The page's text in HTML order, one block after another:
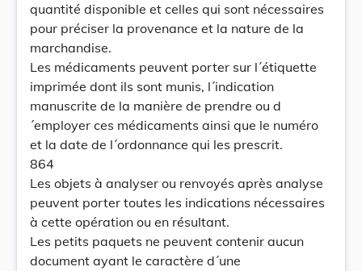
quantité disponible et celles qui sont nécessaires
pour préciser la provenance et la nature de la
marchandise.
Les médicaments peuvent porter sur l´étiquette
imprimée dont ils sont munis, l´indication
manuscrite de la manière de prendre ou d
´employer ces médicaments ainsi que le numéro
et la date de l´ordonnance qui les prescrit.
864
Les objets à analyser ou renvoyés après analyse
peuvent porter toutes les indications nécessaires
à cette opération ou en résultant.
Les petits paquets ne peuvent contenir aucun
document ayant le caractère d´une